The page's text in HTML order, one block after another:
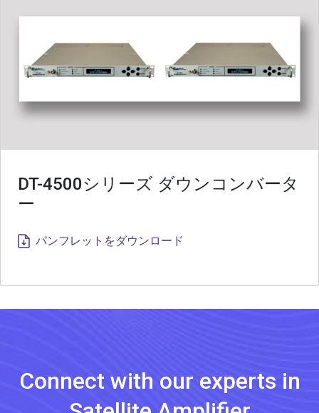
DT-4500シリーズ ダウンコンバータ
ー
パンフレットをダウンロード
Connect with our experts in